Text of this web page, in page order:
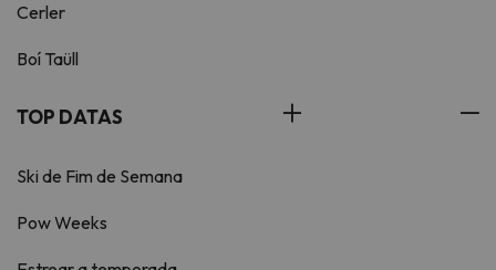
Cerler
Boí Taüll
TOP DATAS
Ski de Fim de Semana
Pow Weeks